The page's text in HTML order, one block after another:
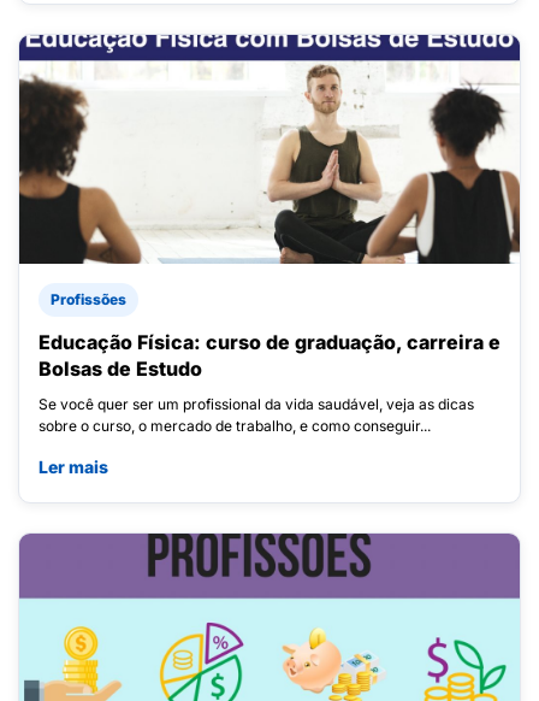
Profissões
Educação Física: curso de graduação, carreira e
Bolsas de Estudo
Se você quer ser um profissional da vida saudável, veja as dicas
sobre o curso, o mercado de trabalho, e como conseguir...
Ler mais